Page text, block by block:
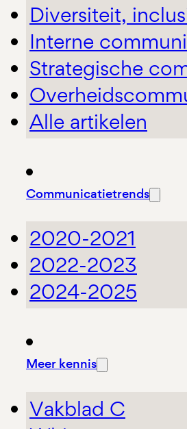
Diversiteit,
Interne
Strategische
Alle artikelen
Communicatietrends
2020-2021
2022-2023
2024-2025
Meer kennis
Vakblad C